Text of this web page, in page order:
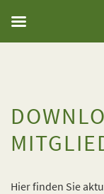
Hier finden Sie